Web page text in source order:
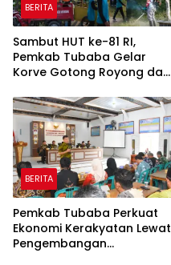
BERITA
Sambut HUT ke-81 RI,
Pemkab Tubaba Gelar
Korve Gotong Royong dan
BERITA
Pemkab Tubaba Perkuat
Ekonomi Kerakyatan Lewat
Pengembangan